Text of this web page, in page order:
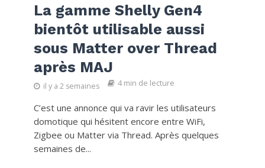
La gamme Shelly Gen4
bientôt utilisable aussi
sous Matter over Thread
après MAJ
il y a 2 semaines 4 min de lecture
C’est une annonce qui va ravir les utilisateurs
domotique qui hésitent encore entre WiFi,
Zigbee ou Matter via Thread. Après quelques
semaines de...